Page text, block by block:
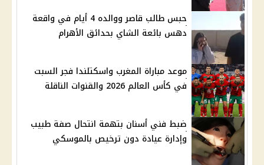
حبس طالب قاصر ووالده 4 أيام في واقعة
دهس بائعة الشاي بحدائق الأهرام
موعد مباراة المغرب واسكتلندا فجر السبت
في كأس العالم 2026 والقنوات الناقلة
ضبط فني أسنان بتهمة انتحال صفة طبيب
وإدارة عيادة دون ترخيص بالموسكي